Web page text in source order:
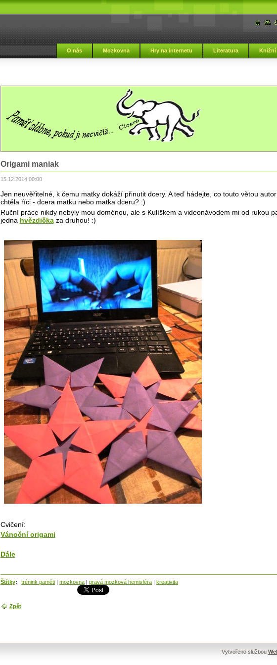
O nás Mozkovna Hry na internetu Literatura Knižní
Origami maniak
15.12.2014 00:00
Jen neuvěřitelné, k čemu matky dokáží přinutit dcery. A teď hádejte, co touto větou
chtěla říci - dcera matku nebo matka dceru? :)
Ruční práce nikdy nebyly mou doménou, ale s Kulíškem a videonávodem mi od rukou
jedna hvězdičkaza druhou! :)
Cvičení:
Vánoční origami
Dále
Štítky: trénink paměti | mozkovna | pravá mozková hemisféra | kreativita
Zpět
Vytvořeno službou